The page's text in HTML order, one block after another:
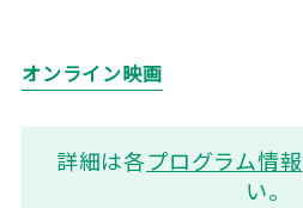
オンライン映画
詳細は各プログラム情報
い。